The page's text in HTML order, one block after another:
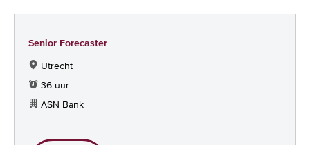
Senior Forecaster
Utrecht
36 uur
ASN Bank